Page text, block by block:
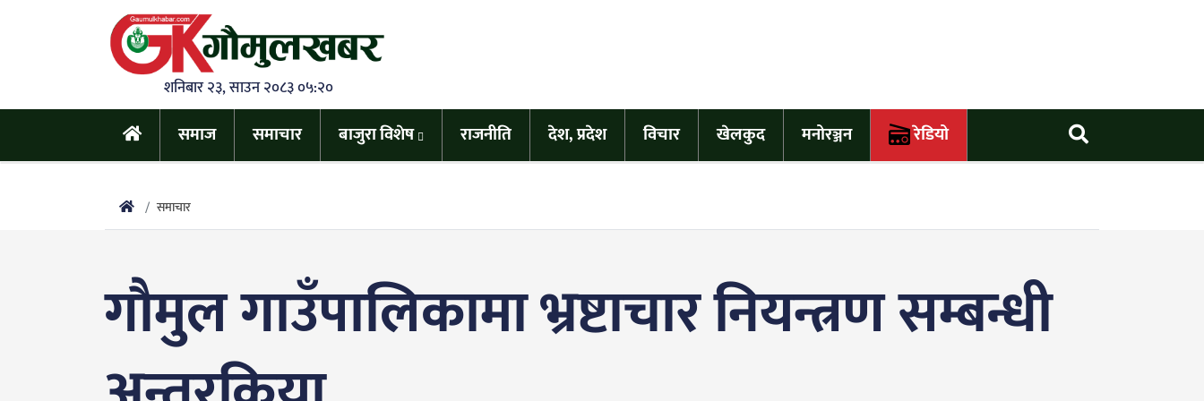
शनिबार २३, साउन २०८३ ०५:२०
समाज समाचार बाजुरा विशेष राजनीति देश, प्रदेश विचार खेलकुद मनोरञ्जन रेडियो
समाचार
गौमुल गाउँपालिकामा भ्रष्टाचार नियन्त्रण सम्बन्धी